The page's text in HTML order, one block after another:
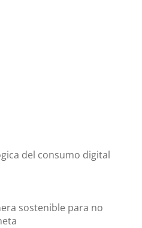
del consumo digital
sostenible para no